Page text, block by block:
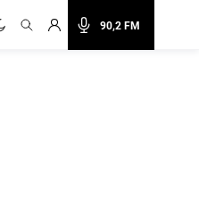
90,2 FM